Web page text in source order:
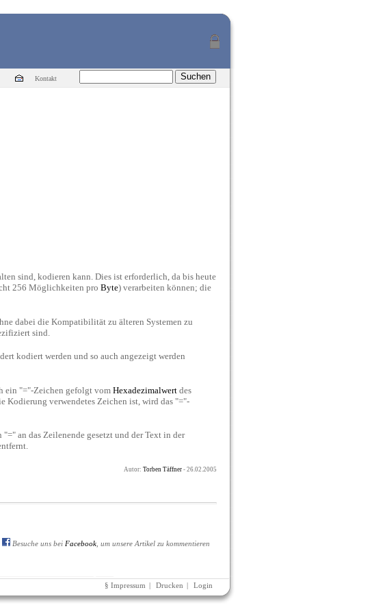
Kontakt
sind, kodieren kann. Dies ist erforderlich, da bis heute
256 Möglichkeiten pro Byte) verarbeiten können; die
dabei die Kompatibilität zu älteren Systemen zu
sind.
kodiert werden und so auch angezeigt werden
ein "="-Zeichen gefolgt vom Hexadezimalwert des
Kodierung verwendetes Zeichen ist, wird das "="-
an das Zeilenende gesetzt und der Text in der
Autor: Torben Täffner - 26.02.2005
Besuche uns bei Facebook , um unsere Artikel zu kommentieren
§ Impressum Drucken Login